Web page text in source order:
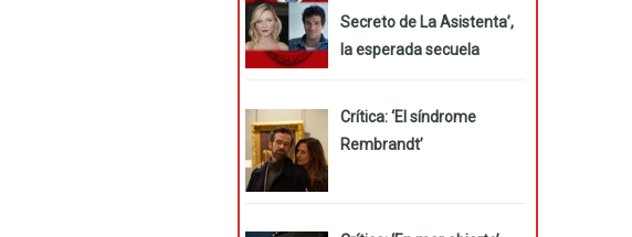
Secreto de La Asistenta’,
la esperada secuela
Crítica: ‘El síndrome
Rembrandt’